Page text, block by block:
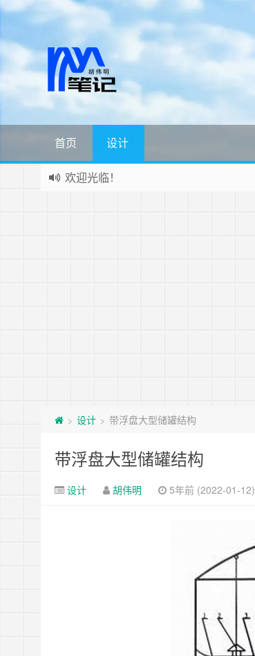
首页 设计
欢迎光临！
> 设计 > 带浮盘大型储罐结构
带浮盘大型储罐结构
设计 胡伟明 5年前 (2022-01-12)